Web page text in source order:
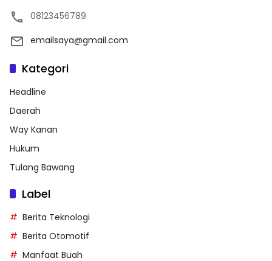
08123456789
emailsaya@gmail.com
Kategori
Headline
Daerah
Way Kanan
Hukum
Tulang Bawang
Label
Berita Teknologi
Berita Otomotif
Manfaat Buah